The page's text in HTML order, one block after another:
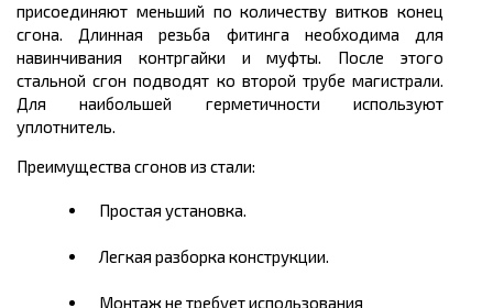
присоединяют меньший по количеству витков конец
сгона. Длинная резьба фитинга необходима для
навинчивания контргайки и муфты. После этого
стальной сгон подводят ко второй трубе магистрали.
Для наибольшей герметичности используют
уплотнитель.
Преимущества сгонов из стали:
Простая установка.
Легкая разборка конструкции.
Монтаж не требует использования